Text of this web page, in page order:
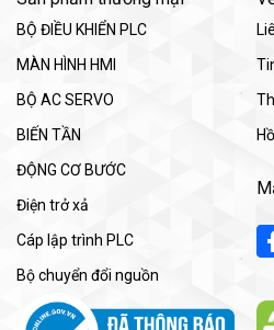
BỘ ĐIỀU KHIỂN PLC
MÀN HÌNH HMI
BỘ AC SERVO
BIẾN TẦN
ĐỘNG CƠ BƯỚC
Điện trở xả
Cáp lập trình PLC
Bộ chuyển đổi nguồn